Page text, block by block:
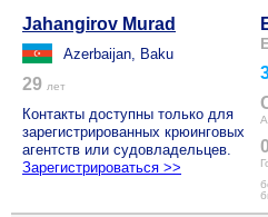
Jahangirov Murad
Azerbaijan, Baku
29 лет
Контакты доступны только для
зарегистрированных крюинговых
агентств или судовладельцев.
Зарегистрироваться >>